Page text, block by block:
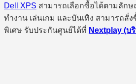
Dell XPS สามารถเลือกซื้อได้ตามลัก
ทำงาน เล่นเกม และบันเทิง สามารถสั่
พิเศษ รับประกันศูนย์ได้ที่ Nextplay (บ